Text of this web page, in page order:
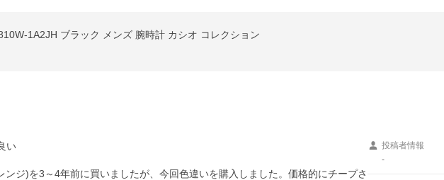
1A2JH ブラック メンズ 腕時計 カシオ コレクション
い
ンジ)を3～4年前に買いましたが、今回色違いを購入しました。価格的にチープさ
投稿者情報
-